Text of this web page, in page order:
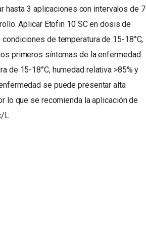
hasta 3 aplicaciones con intervalos de 7
Aplicar Etofin 10 SC en dosis de
de temperatura de 15-18°C,
primeros síntomas de la enfermedad.
de 15-18°C, humedad relativa >85% y
se puede presentar alta
lo que se recomienda la aplicación de
L